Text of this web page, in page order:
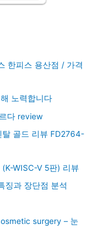
한피스 용산점 / 가격
노력합니다
다 review
탈 골드 리뷰 FD2764-
WISC-V 5판) 리뷰
징과 장단점 분석
surgery – 눈